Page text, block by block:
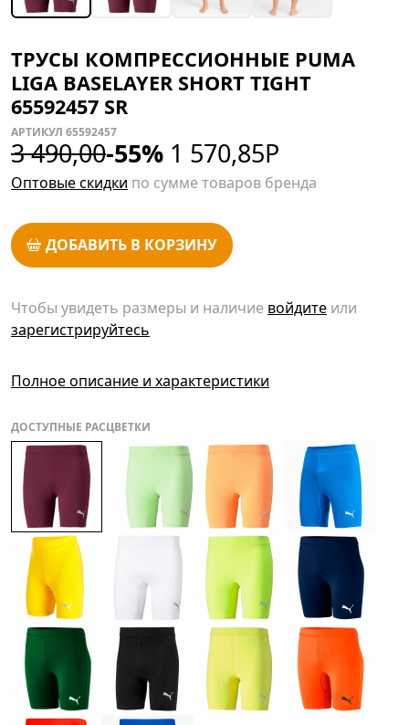
ТРУСЫ КОМПРЕССИОННЫЕ PUMA
LIGA BASELAYER SHORT TIGHT
65592457 SR
АРТИКУЛ 65592457
3 490,00-55% 1 570,85Р
Оптовые скидки по сумме товаров бренда
ДОБАВИТЬ В КОРЗИНУ
Чтобы увидеть размеры и наличие войдите или
зарегистрируйтесь
Полное описание и характеристики
ДОСТУПНЫЕ РАСЦВЕТКИ